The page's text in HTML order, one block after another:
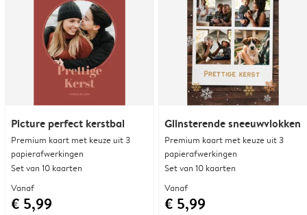
Picture perfect kerstbal
Premium kaart met keuze uit 3
papierafwerkingen
Set van 10 kaarten
Vanaf
€ 5,99
Glinsterende sneeuwvlokken
Premium kaart met keuze uit 3
papierafwerkingen
Set van 10 kaarten
Vanaf
€ 5,99